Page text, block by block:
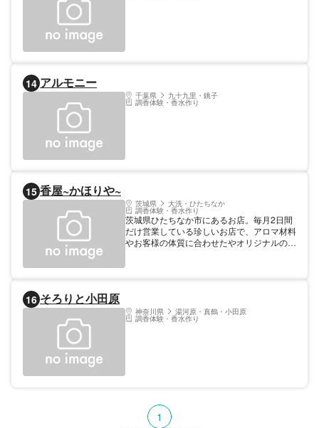
14 アルモニー
千葉県 九十九里・銚子
調香体験・香水作り
15 香屋~かほりや~
茨城県 大洗・ひたちなか
調香体験・香水作り
茨城県ひたちなか市にあるお店。毎月2日間
だけ営業している珍しいお店で、アロマ材料
やお客様の体質に合わせたやオリジナルの漢
16 そろりと小田原
神奈川県 湯河原・真鶴・小田原
調香体験・香水作り
1